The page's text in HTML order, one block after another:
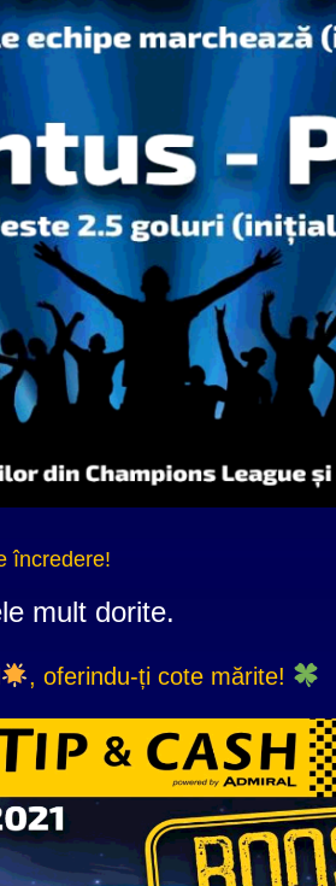
încredere!
mult dorite.
, oferindu-ți cote mărite!